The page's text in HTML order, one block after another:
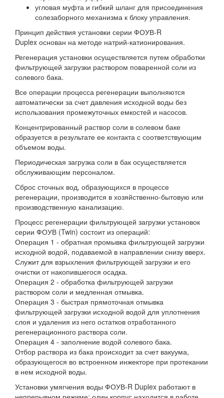
угловая муфта и гибкий шланг для присоединения
солезаборного механизма к блоку управления.
Принцип действия установки серии ФОУВ-R
Duplex основан на методе натрий-катионирования.
Регенерация установки осуществляется путем обработки
фильтрующей загрузки раствором поваренной соли из
солевого бака.
Все операции процесса регенерации выполняются
автоматически за счет давления исходной воды без
использования промежуточных емкостей и насосов.
Концентрированный раствор соли в солевом баке
образуется в результате ее контакта с соответствующим
объемом воды.
Периодическая загрузка соли в бак осуществляется
обслуживающим персоналом.
Сброс сточных вод, образующихся в процессе
регенерации, производится в хозяйственно-бытовую или
производственную канализацию.
Процесс регенерации фильтрующей загрузки установок
серии ФОУВ (Twin) состоит из операций:
Операция 1 - обратная промывка фильтрующей загрузки
исходной водой, подаваемой в направлении снизу вверх.
Служит для взрыхления фильтрующей загрузки и его
очистки от накопившегося осадка.
Операция 2 - обработка фильтрующей загрузки
раствором соли и медленная отмывка.
Операция 3 - быстрая прямоточная отмывка
фильтрующей загрузки исходной водой для уплотнения
слоя и удаления из него остатков отработанного
регенерационного раствора соли.
Операция 4 - заполнение водой солевого бака.
Отбор раствора из бака происходит за счет вакуума,
образующегося во встроенном инжекторе при протекании
в нем исходной воды.
Установки умягчения воды ФОУВ-R Duplex работают в